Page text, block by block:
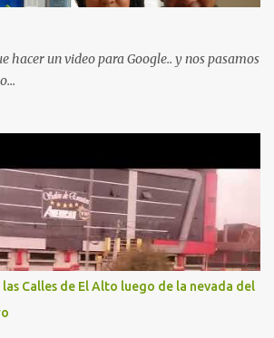
hacer un video para Google.. y nos pasamos
Calles de El Alto luego de la nevada del